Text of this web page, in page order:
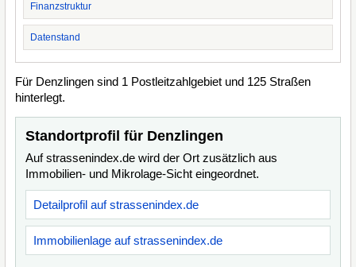
Finanzstruktur
Datenstand
Für Denzlingen sind 1 Postleitzahlgebiet und 125 Straßen
hinterlegt.
Standortprofil für Denzlingen
Auf strassenindex.de wird der Ort zusätzlich aus
Immobilien- und Mikrolage-Sicht eingeordnet.
Detailprofil auf strassenindex.de
Immobilienlage auf strassenindex.de